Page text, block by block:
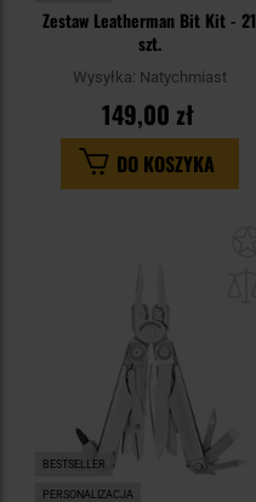
Zestaw Leatherman Bit Kit - 21
szt.
Wysyłka: Natychmiast
149,00 zł
DO KOSZYKA
BESTSELLER
PERSONALIZACJA